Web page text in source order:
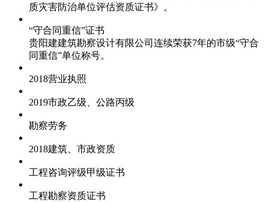
质灾害防治单位评估资质证书》。
“守合同重信”证书
贵阳建建筑勘察设计有限公司连续荣获7年的市级“守合
同重信”单位称号。
2018营业执照
2019市政乙级、公路丙级
勘察劳务
2018建筑、市政资质
工程咨询评级甲级证书
工程勘察资质证书